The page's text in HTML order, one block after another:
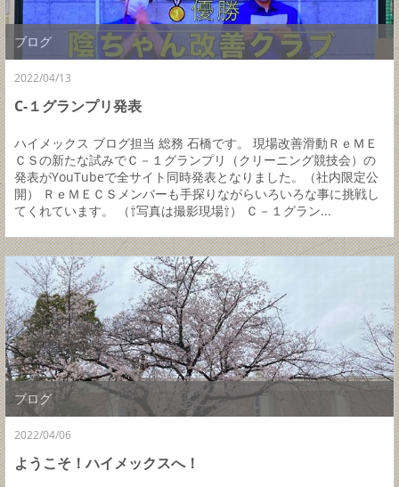
ブログ
2022/04/13
C-１グランプリ発表
ハイメックス ブログ担当 総務 石橋です。 現場改善滑動ＲｅＭＥ
ＣＳの新たな試みでＣ－１グランプリ（クリーニング競技会）の
発表がYouTubeで全サイト同時発表となりました。（社内限定公
開） ＲｅＭＥＣＳメンバーも手探りながらいろいろな事に挑戦し
てくれています。 （⇧写真は撮影現場⇧） Ｃ－１グラン...
ブログ
2022/04/06
ようこそ！ハイメックスへ！